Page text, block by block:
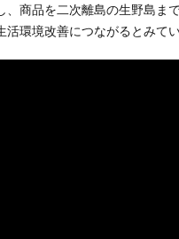
、商品を二次離島の生野島ま
活環境改善につながるとみてい